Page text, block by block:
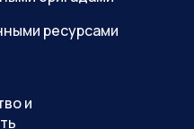
ресурсами
и